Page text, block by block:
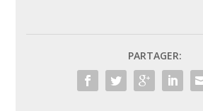
PARTAGER: